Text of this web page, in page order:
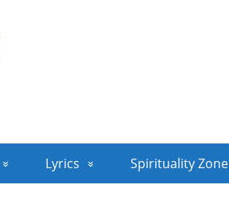
Lyrics Spirituality Zone